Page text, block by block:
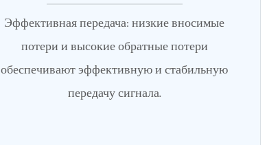
Эффективная передача: низкие вносимые
потери и высокие обратные потери
обеспечивают эффективную и стабильную
передачу сигнала.